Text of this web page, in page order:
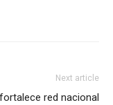
Next article
red nacional